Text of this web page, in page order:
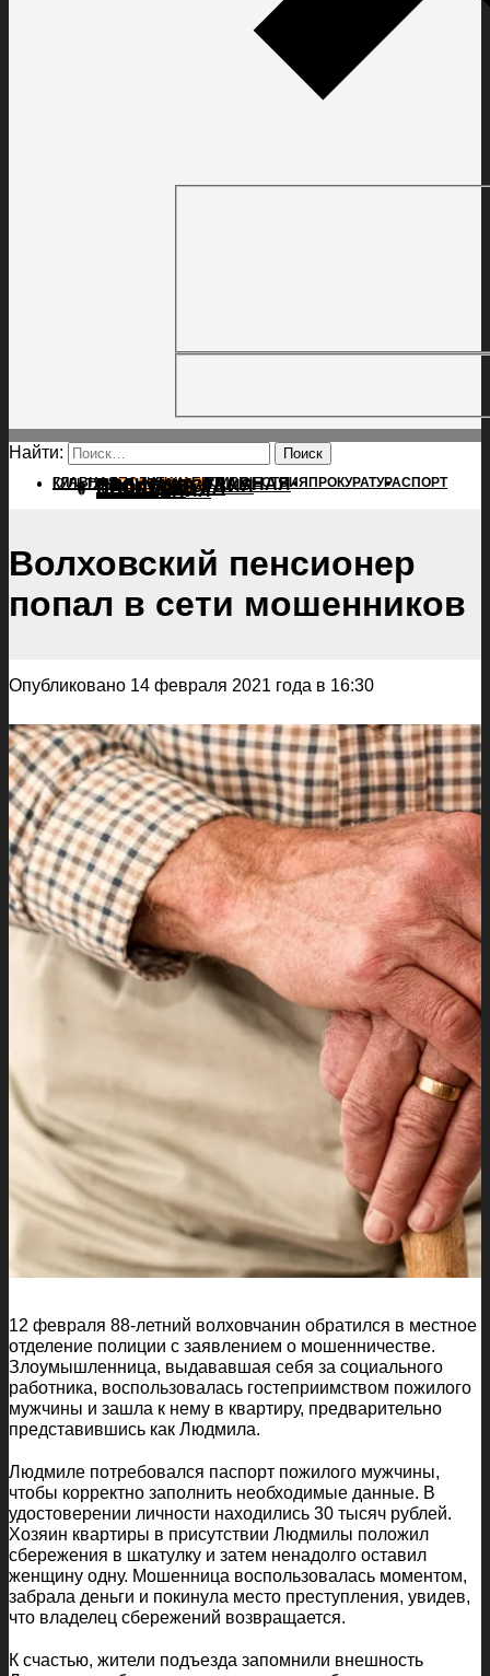
Найти:
ГЛАВНАЯПОЛИТИКАПРОИСШЕСТВИЯ ПРОКУРАТУРАСПОРТ
КУЛЬТУРАПОСЕЛЕНИЯГЛАВНАЯ
ПОЛИТИКА
ПРОИСШЕСТВИЯ
ПРОКУРАТУРА
СПОРТ
КУЛЬТУРА
ПОСЕЛЕНИЯ
Волховский пенсионер
попал в сети мошенников
Опубликовано 14 февраля 2021 года в 16:30
12 февраля 88-летний волховчанин обратился в местное
отделение полиции с заявлением о мошенничестве.
Злоумышленница, выдававшая себя за социального
работника, воспользовалась гостеприимством пожилого
мужчины и зашла к нему в квартиру, предварительно
представившись как Людмила.
Людмиле потребовался паспорт пожилого мужчины,
чтобы корректно заполнить необходимые данные. В
удостоверении личности находились 30 тысяч рублей.
Хозяин квартиры в присутствии Людмилы положил
сбережения в шкатулку и затем ненадолго оставил
женщину одну. Мошенница воспользовалась моментом,
забрала деньги и покинула место преступления, увидев,
что владелец сбережений возвращается.
К счастью, жители подъезда запомнили внешность